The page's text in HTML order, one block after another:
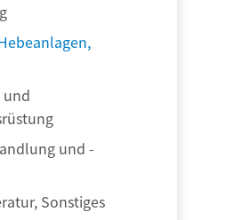
und
und -
Sonstiges